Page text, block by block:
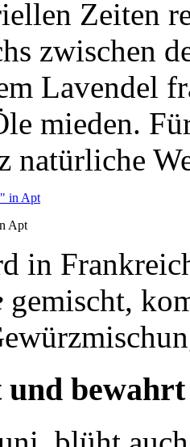
Zeiten
zwischen
Lavendel
mieden.
natürliche
Apt
in
gemischt,
und bewahrt